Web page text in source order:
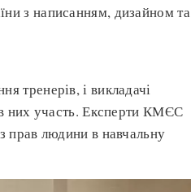
з написанням, дизайном та
тренерів, і викладачі
них участь. Експерти КМЄС
прав людини в навчальну